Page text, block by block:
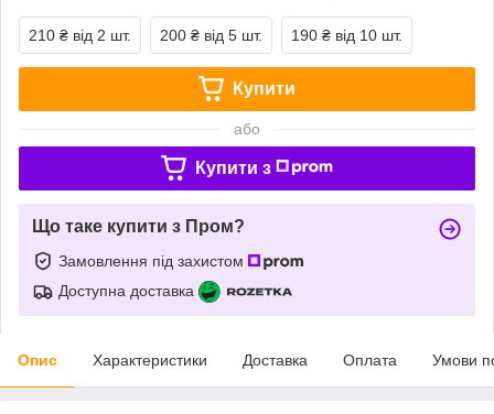
210 ₴ від 2 шт. 200 ₴ від 5 шт. 190 ₴ від 10 шт.
Купити
або
Купити з
Що таке купити з Пром?
Замовлення під захистом
Доступна доставка
Опис Характеристики Доставка Оплата Умови